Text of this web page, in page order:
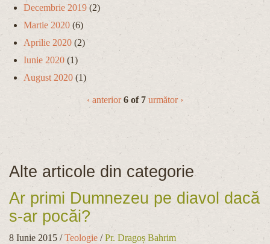
Decembrie 2019 (2)
Martie 2020 (6)
Aprilie 2020 (2)
Iunie 2020 (1)
August 2020 (1)
‹ anterior 6 of 7 următor ›
Alte articole din categorie
Ar primi Dumnezeu pe diavol dacă
s-ar pocăi?
8 Iunie 2015 /Teologie /Pr. Dragoș Bahrim